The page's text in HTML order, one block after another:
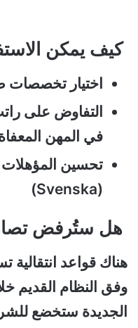
كيف يمكن
اختيار تخصصات
في المهن
تحسين المؤهلات
(Svenska)
هل ستُرفض
هناك قواعد انتقالية
الجديدة ستخضع